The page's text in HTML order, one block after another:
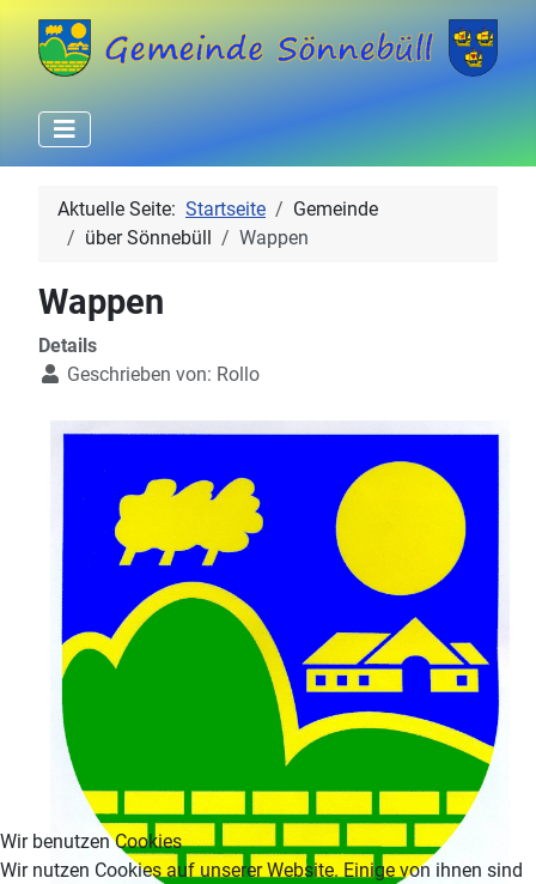
Aktuelle Seite: Startseite
Gemeinde
über Sönnebüll
Wappen
Wappen
Details
Geschrieben von: Rollo
Wir benutzen Cookies
Wir nutzen Cookies auf unserer Website. Einige von ihnen sind